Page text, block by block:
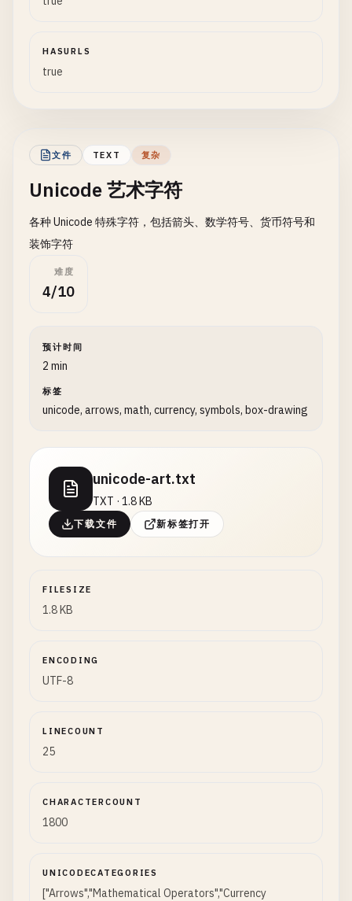
HASURLS
true
文件 TEXT 复杂
Unicode 艺术字符
各种 Unicode 特殊字符，包括箭头、数学符号、货币符号和
装饰字符
难度
4/10
预计时间
2 min
标签
unicode, arrows, math, currency, symbols, box-drawing
unicode-art.txt
TXT · 1.8 KB
下载文件 新标签打开
FILESIZE
1.8 KB
ENCODING
UTF-8
LINECOUNT
25
CHARACTERCOUNT
1800
UNICODECATEGORIES
["Arrows","Mathematical Operators","Currency